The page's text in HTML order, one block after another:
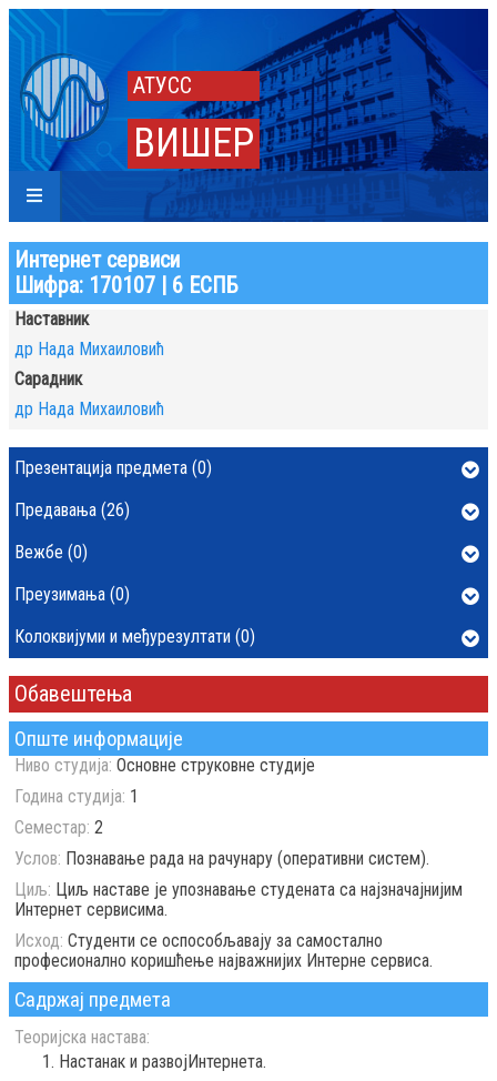
АТУСС
ВИШЕР
Интернет сервиси
Шифра: 170107 | 6 ЕСПБ
Опште информације
Ниво студија: Основне струковне студије
Година студија: 1
Семестар: 2
Услов: Познавање рада на рачунару (оперативни систем).
Циљ: Циљ наставе је упознавање студената са најзначајнијим
Интернет сервисима.
Исход: Студенти се оспособљавају за самостално
професионално коришћење најважнијих Интерне сервиса.
Садржај предмета
Теоријска настава:
Настанак и развојИнтернета.
Наставник
др Нада Михаиловић
Сарадник
др Нада Михаиловић
Презентација предмета (0)
Предавања (26)
Вежбе (0)
Преузимања (0)
Колоквијуми и међурезултати (0)
Обавештења